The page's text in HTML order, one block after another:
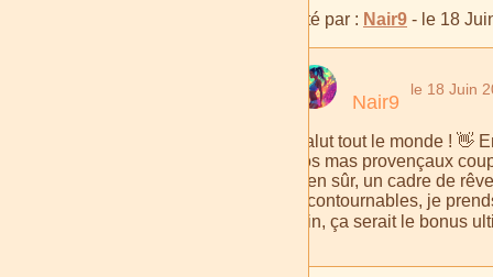
Posté par : Nair9 - le 18
Nair9
le 18 Juin
Salut tout le monde ! 👋
vos mas provençaux
bien sûr, un cadre de
incontournables, je
loin, ça serait le bonus